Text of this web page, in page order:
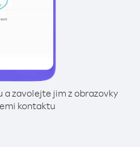
zavolejte jim z obrazovky
kontaktu